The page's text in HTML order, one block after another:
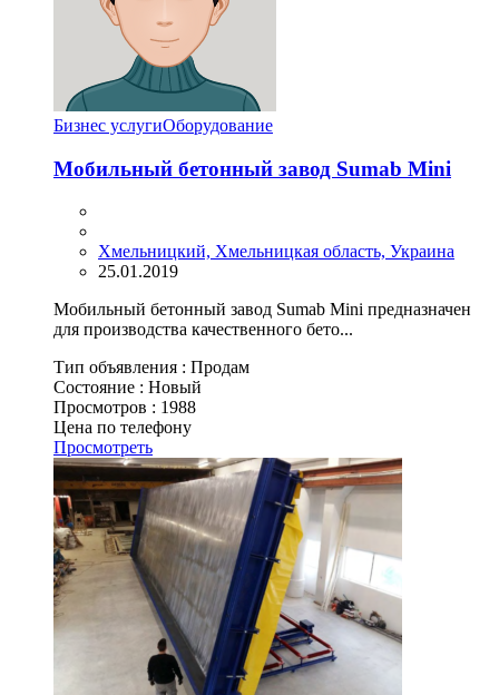
Бизнес услугиОборудование
Мобильный бетонный завод Sumab Mini
Хмельницкий, Хмельницкая область, Украина
25.01.2019
Мобильный бетонный завод Sumab Mini предназначен
для производства качественного бето...
Тип объявления : Продам
Состояние : Новый
Просмотров : 1988
Цена по телефону
Просмотреть